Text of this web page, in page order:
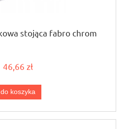
stojąca fabro chrom
46,66 zł
do koszyka